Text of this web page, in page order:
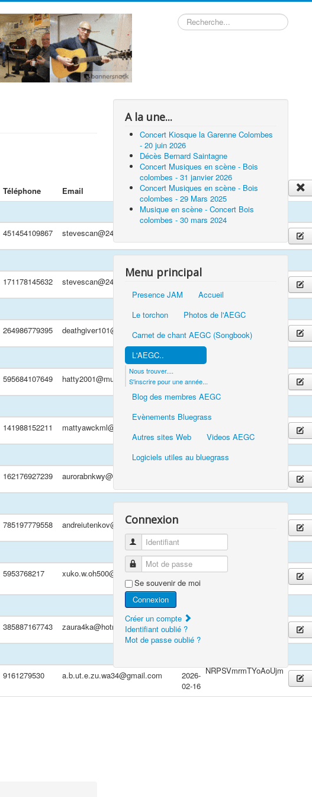
Rechercher
Téléphone Email Date instrument
451454109867 stevescan@24hinbox.com
171178145632 stevescan@24hinbox.com
264986779395 deathgiver101@suttal.com
595684107649 hatty2001@murahpanel.com
141988152211 mattyawckml@chahcyrans.com
162176927239 aurorabnkwy@gmailbrt.com
785197779558 andreiutenkov@twitch.work
5953768217 xuko.w.oh500@gmail.com
2026-
01-12
kZwQiFoJtBLyqzxbMa
385887167743 zaura4ka@hotrokh.com
9161279530 a.b.ut.e.zu.wa34@gmail.com
2026-
02-16
NRPSVmrmTYoAoUjm
A la une...
Concert Kiosque la Garenne Colombes
- 20 juin 2026
Décès Bernard Saintagne
Concert Musiques en scène - Bois
colombes - 31 janvier 2026
Concert Musiques en scène - Bois
colombes - 29 Mars 2025
Musique en scène - Concert Bois
colombes - 30 mars 2024
Menu principal
Presence JAM
Accueil
Le torchon
Photos de l'AEGC
Carnet de chant AEGC (Songbook)
L'AEGC..
Nous trouver....
S'inscrire pour une année...
Blog des membres AEGC
Evènements Bluegrass
Autres sites Web
Videos AEGC
Logiciels utiles au bluegrass
Connexion
Identifiant
Mot de passe
Se souvenir de moi
Connexion
Créer un compte
Identifiant oublié ?
Mot de passe oublié ?